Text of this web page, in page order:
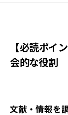
【必読ポイ
会的な役割
文献・情報を